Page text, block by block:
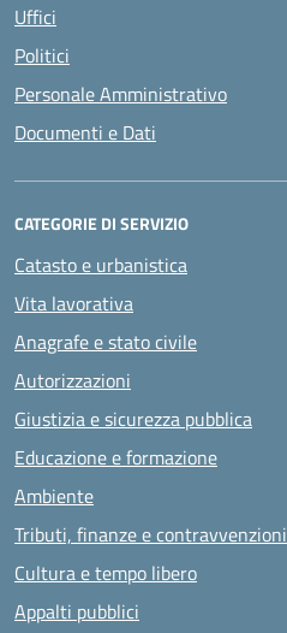
Uffici
Politici
Personale Amministrativo
Documenti e Dati
CATEGORIE DI SERVIZIO
Catasto e urbanistica
Vita lavorativa
Anagrafe e stato civile
Autorizzazioni
Giustizia e sicurezza pubblica
Educazione e formazione
Ambiente
Tributi, finanze e contravvenzioni
Cultura e tempo libero
Appalti pubblici